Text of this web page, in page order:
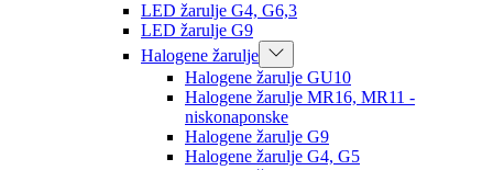
LED žarulje G4, G6,3
LED žarulje G9
Halogene žarulje
Halogene žarulje GU10
Halogene žarulje MR16, MR11 -
niskonaponske
Halogene žarulje G9
Halogene žarulje G4, G5